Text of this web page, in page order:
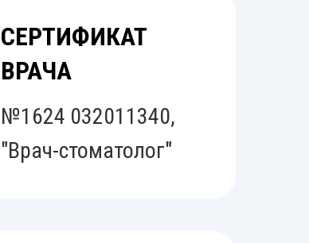
СЕРТИФИКАТ
ВРАЧА
№1624 032011340,
"Врач-стоматолог"